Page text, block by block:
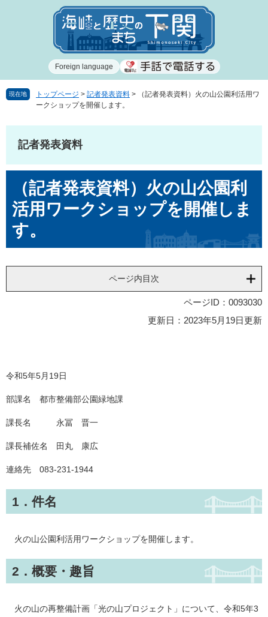
で
ば
Foreign language
現在地 トップページ > 記者発表資料 >
（記者発表資料）火の山公園利活用ワ
ークショップを開催します。
記者発表資料
（記者発表資料）火の山公園利
活用ワークショップを開催しま
す。
ページ内目次
ページID：0093030
更新日：2023年5月19日更新
令和5年5月19日
部課名 都市整備部公園緑地課
課長名 永冨 晋一
課長補佐名 田丸 康広
連絡先 083-231-1944
1．件名
火の山公園利活用ワークショップを開催します。
2．概要・趣旨
火の山の再整備計画「光の山プロジェクト」について、令和5年3